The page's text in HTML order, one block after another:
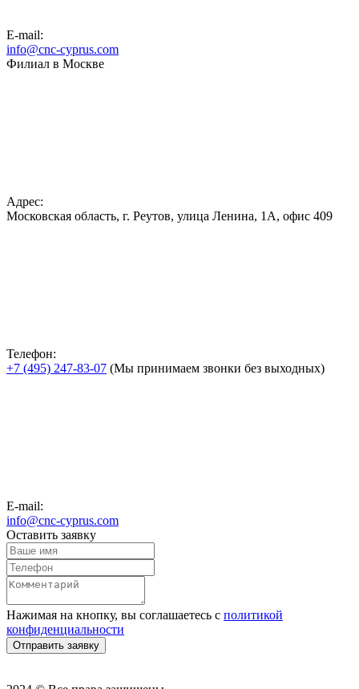
E-mail:
info@cnc-cyprus.com
Филиал в Москве
Адрес:
Московская область, г. Реутов, улица Ленина, 1А, офис 409
Телефон:
+7 (495) 247-83-07 (Мы принимаем звонки без выходных)
E-mail:
info@cnc-cyprus.com
Оставить заявку
Нажимая на кнопку, вы соглашаетесь с политикой
конфиденциальности
Отправить заявку